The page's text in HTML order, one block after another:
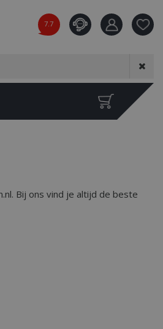
7.7
Bij ons vind je altijd de beste